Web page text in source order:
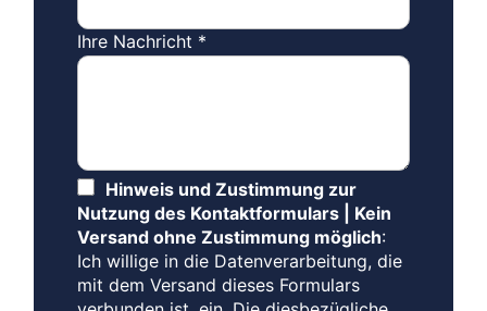
Ihre Nachricht *
Hinweis und Zustimmung zur
Nutzung des Kontaktformulars | Kein
Versand ohne Zustimmung möglich:
Ich willige in die Datenverarbeitung, die
mit dem Versand dieses Formulars